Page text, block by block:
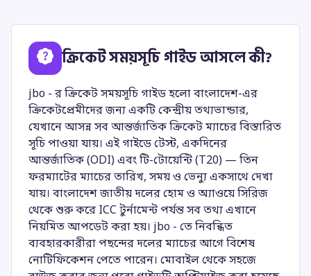
ক্রিকেট সময়সূচি গাইড আসলে কী?
jbo - র ক্রিকেট সময়সূচি গাইড হলো বাংলাদেশ-এর
ক্রিকেটপ্রেমীদের জন্য একটি কেন্দ্রীয় তথ্যভান্ডার,
যেখানে আসন্ন সব আন্তর্জাতিক ক্রিকেট ম্যাচের বিস্তারিত
সূচি পাওয়া যায়। এই গাইডে টেস্ট, একদিনের
আন্তর্জাতিক (ODI) এবং টি-টোয়েন্টি (T20) — তিন
ফরম্যাটের ম্যাচের তারিখ, সময় ও ভেন্যু একসাথে দেখা
যায়। বাংলাদেশ জাতীয় দলের হোম ও অ্যাওয়ে সিরিজ
থেকে শুরু করে ICC টুর্নামেন্ট পর্যন্ত সব তথ্য এখানে
নিয়মিত আপডেট করা হয়। jbo - তে নিবন্ধিত
ব্যবহারকারীরা পছন্দের দলের ম্যাচের আগে বিশেষ
নোটিফিকেশন পেতে পারেন। মোবাইল থেকে সহজে